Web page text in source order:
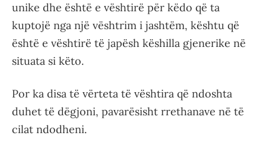
unike dhe është e vështirë për këdo që ta
kuptojë nga një vështrim i jashtëm, kështu që
është e vështirë të japësh këshilla gjenerike në
situata si këto.
Por ka disa të vërteta të vështira që ndoshta
duhet të dëgjoni, pavarësisht rrethanave në të
cilat ndodheni.